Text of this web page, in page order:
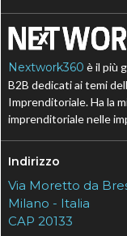
Nextwork360 è il più
B2B dedicati ai temi
Imprenditoriale. Ha la
imprenditoriale nelle
Indirizzo
Via Moretto da
Milano - Italia
CAP 20133